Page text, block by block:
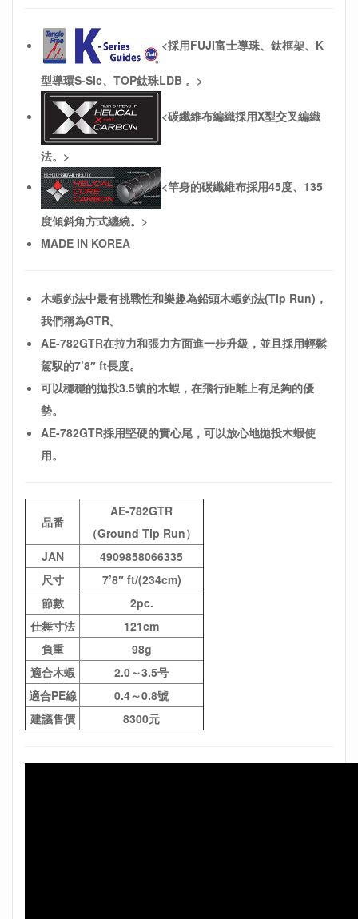
<採用FUJI富士導珠、鈦框架、K
型導環S-Sic、TOP鈦珠LDB 。>
<碳纖維布編織採用X型交叉編織
法。>
<竿身的碳纖維布採用45度、135
度傾斜角方式纏繞。>
MADE IN KOREA
木蝦釣法中最有挑戰性和樂趣為鉛頭木蝦釣法(Tip Run)，
我們稱為GTR。
AE-782GTR在拉力和張力方面進一步升級，並且採用輕鬆
駕馭的7’8″ ft長度。
可以穩穩的拋投3.5號的木蝦，在飛行距離上有足夠的優
勢。
AE-782GTR採用堅硬的實心尾，可以放心地拋投木蝦使
用。
品番
AE-782GTR
（Ground Tip Run）
JAN
4909858066335
尺寸
7’8″ ft/(234cm)
節數
2pc.
仕舞寸法
121cm
負重
98g
適合木蝦
2.0～3.5号
適合PE線
0.4～0.8號
建議售價
8300元